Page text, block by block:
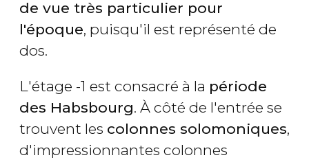
de vue très particulier pour
l'époque, puisqu'il est représenté de
dos.
L'étage -1 est consacré à la période
des Habsbourg. À côté de l'entrée se
trouvent les colonnes solomoniques,
d'impressionnantes colonnes